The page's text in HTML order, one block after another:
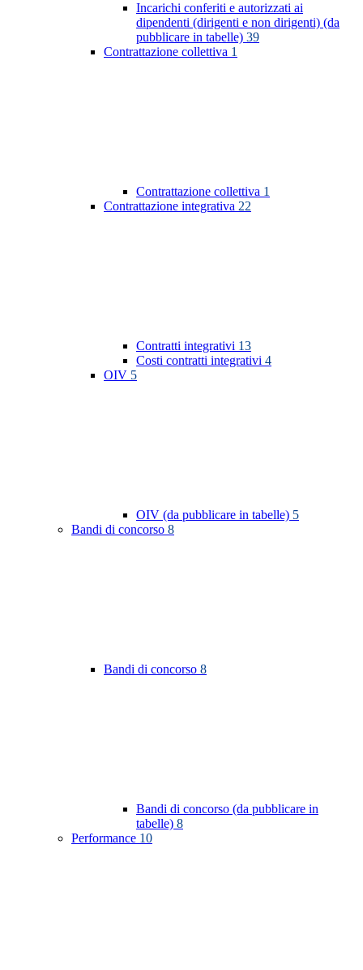
Incarichi conferiti e autorizzati ai
dipendenti (dirigenti e non dirigenti) (da
pubblicare in tabelle) 39
Contrattazione collettiva 1
Contrattazione collettiva 1
Contrattazione integrativa 22
Contratti integrativi 13
Costi contratti integrativi 4
OIV 5
OIV (da pubblicare in tabelle) 5
Bandi di concorso 8
Bandi di concorso 8
Bandi di concorso (da pubblicare in
tabelle) 8
Performance 10